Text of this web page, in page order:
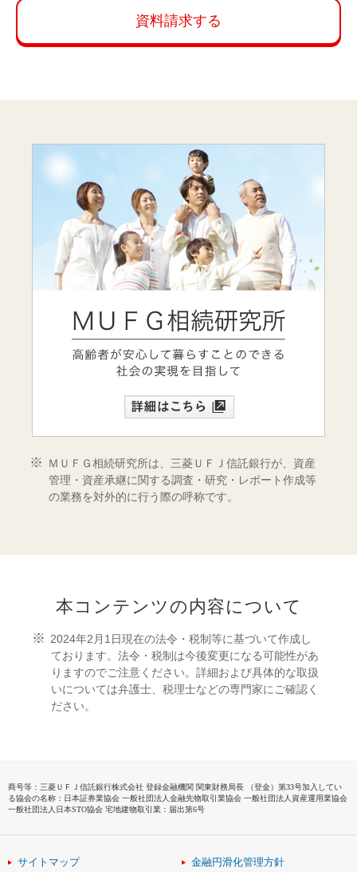
資料請求する
ＭＵＦＧ相続研究所は、三菱ＵＦＪ信託銀行が、資産
管理・資産承継に関する調査・研究・レポート作成等
の業務を対外的に行う際の呼称です。
本コンテンツの内容について
2024年2月1日現在の法令・税制等に基づいて作成し
ております。法令・税制は今後変更になる可能性があ
りますのでご注意ください。詳細および具体的な取扱
いについては弁護士、税理士などの専門家にご確認く
ださい。
商号等：三菱ＵＦＪ信託銀行株式会社 登録金融機関 関東財務局長 （登金）第33号加入してい
る協会の名称：日本証券業協会 一般社団法人金融先物取引業協会 一般社団法人資産運用業協会
一般社団法人日本STO協会 宅地建物取引業：届出第6号
サイトマップ 金融円滑化管理方針